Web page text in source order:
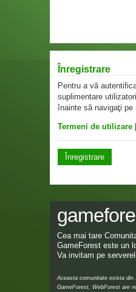
Înregistrare
Pentru a vă
suplimentare
înainte să navigaţi pe
Termeni de utilizare
Înregistrare
Cea mai tare
GameForest este un
Va invitam pe
Aceasta comunitate exista din
GameForest, WebForest are